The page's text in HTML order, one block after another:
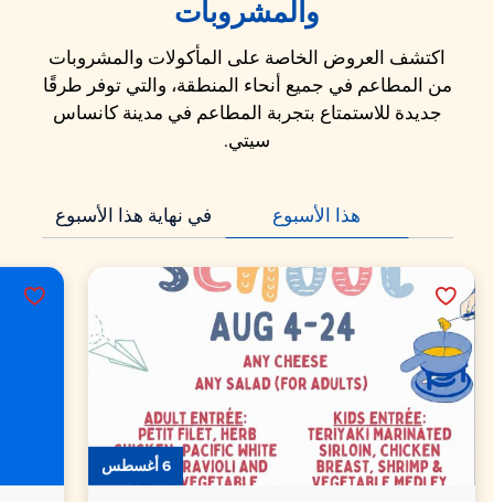
والمشروبات
اكتشف العروض الخاصة على المأكولات والمشروبات
من المطاعم في جميع أنحاء المنطقة، والتي توفر طرقًا
جديدة للاستمتاع بتجربة المطاعم في مدينة كانساس
سيتي.
هذا الأسبوع في نهاية هذا الأسبوع
6 أغسطس